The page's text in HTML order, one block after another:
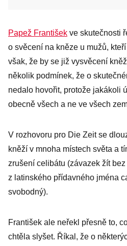
Papež František ve skutečnosti
o svěcení na kněze u mužů,
však, že by se již vysvěcení
několik podmínek, že o
nedalo hovořit, protože jakákoli
obecně všech a ne ve všech
V rozhovoru pro Die Zeit se
kněží v mnoha místech světa a
zrušení celibátu (závazek žít
z latinského přídavného jména
svobodný).
František ale neřekl přesně to,
chtěla slyšet. Říkal, že o